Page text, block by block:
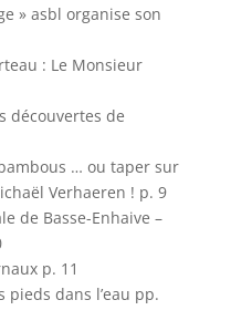
» asbl organise son
: Le Monsieur
découvertes de
… ou taper sur
Verhaeren ! p. 9
de Basse-Enhaive –
p. 11
pieds dans l’eau pp.